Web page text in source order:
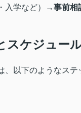
入学など）→事前相
スケジュー
、以下のようなス